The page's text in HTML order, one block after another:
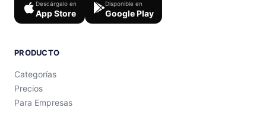
Descárgalo en
App Store
Disponible en
Google Play
PRODUCTO
Categorías
Precios
Para Empresas